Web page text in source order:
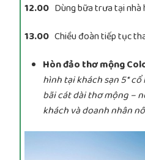
12.00 Dùng bữa trưa tại nhà
13.00 Chiều đoàn tiếp tục
Hòn đảo thơ mộng
hình tại khách sạn 5*
bãi cát dài thơ mộng –
khách và doanh nhân